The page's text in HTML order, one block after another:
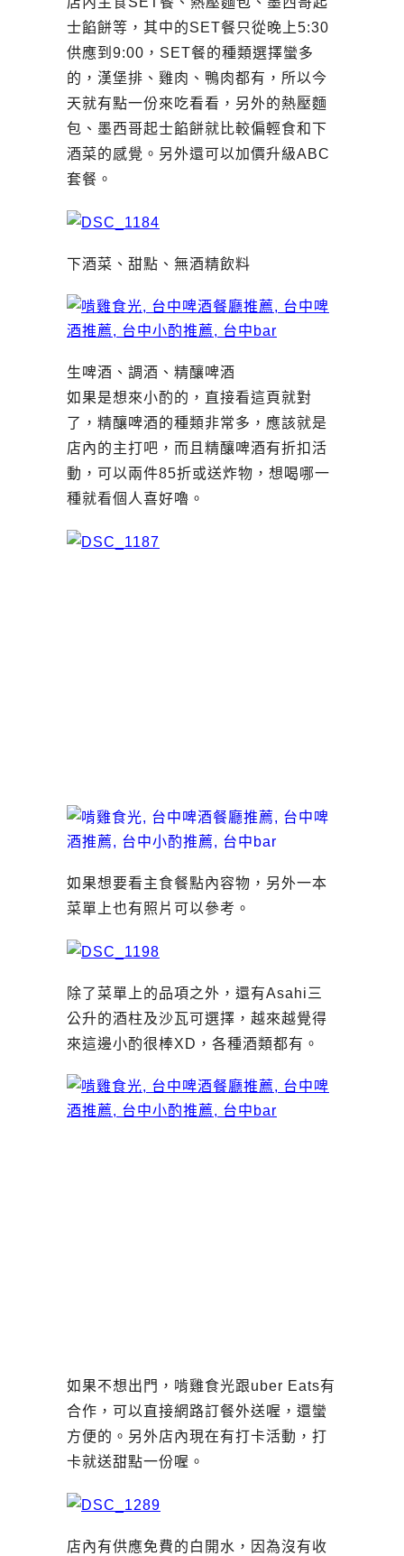
士餡餅等，其中的SET餐只從晚上5:30
供應到9:00，SET餐的種類選擇蠻多
的，漢堡排、雞肉、鴨肉都有，所以今
天就有點一份來吃看看，另外的熱壓麵
包、墨西哥起士餡餅就比較偏輕食和下
酒菜的感覺。另外還可以加價升級ABC
套餐。
下酒菜、甜點、無酒精飲料
生啤酒、調酒、精釀啤酒
如果是想來小酌的，直接看這頁就對
了，精釀啤酒的種類非常多，應該就是
店內的主打吧，而且精釀啤酒有折扣活
動，可以兩件85折或送炸物，想喝哪一
種就看個人喜好嚕。
如果想要看主食餐點內容物，另外一本
菜單上也有照片可以參考。
除了菜單上的品項之外，還有Asahi三
公升的酒柱及沙瓦可選擇，越來越覺得
來這邊小酌很棒XD，各種酒類都有。
如果不想出門，啃雞食光跟uber Eats有
合作，可以直接網路訂餐外送喔，還蠻
方便的。另外店內現在有打卡活動，打
卡就送甜點一份喔。
店內有供應免費的白開水，因為沒有收